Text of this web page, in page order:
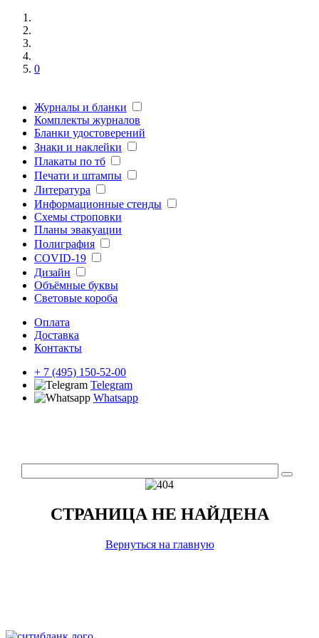
0
Журналы и бланки
Комплекты журналов
Бланки удостоверений
Знаки и наклейки
Плакаты по тб
Печати и штампы
Литература
Информационные стенды
Схемы строповки
Планы эвакуации
Полиграфия
COVID-19
Дизайн
Объёмные буквы
Световые короба
Оплата
Доставка
Контакты
+ 7 (495) 150-52-00
Telegram
Whatsapp
СТРАНИЦА НЕ НАЙДЕНА
Вернуться на главную